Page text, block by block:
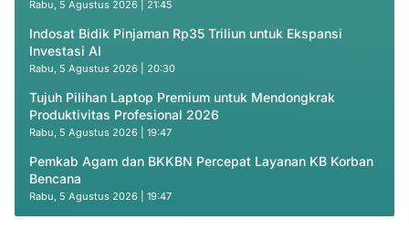
Rabu, 5 Agustus 2026 | 21:45
Indosat Bidik Pinjaman Rp35 Triliun untuk Ekspansi
Investasi AI
Rabu, 5 Agustus 2026 | 20:30
Tujuh Pilihan Laptop Premium untuk Mendongkrak
Produktivitas Profesional 2026
Rabu, 5 Agustus 2026 | 19:47
Pemkab Agam dan BKKBN Percepat Layanan KB Korban
Bencana
Rabu, 5 Agustus 2026 | 19:47